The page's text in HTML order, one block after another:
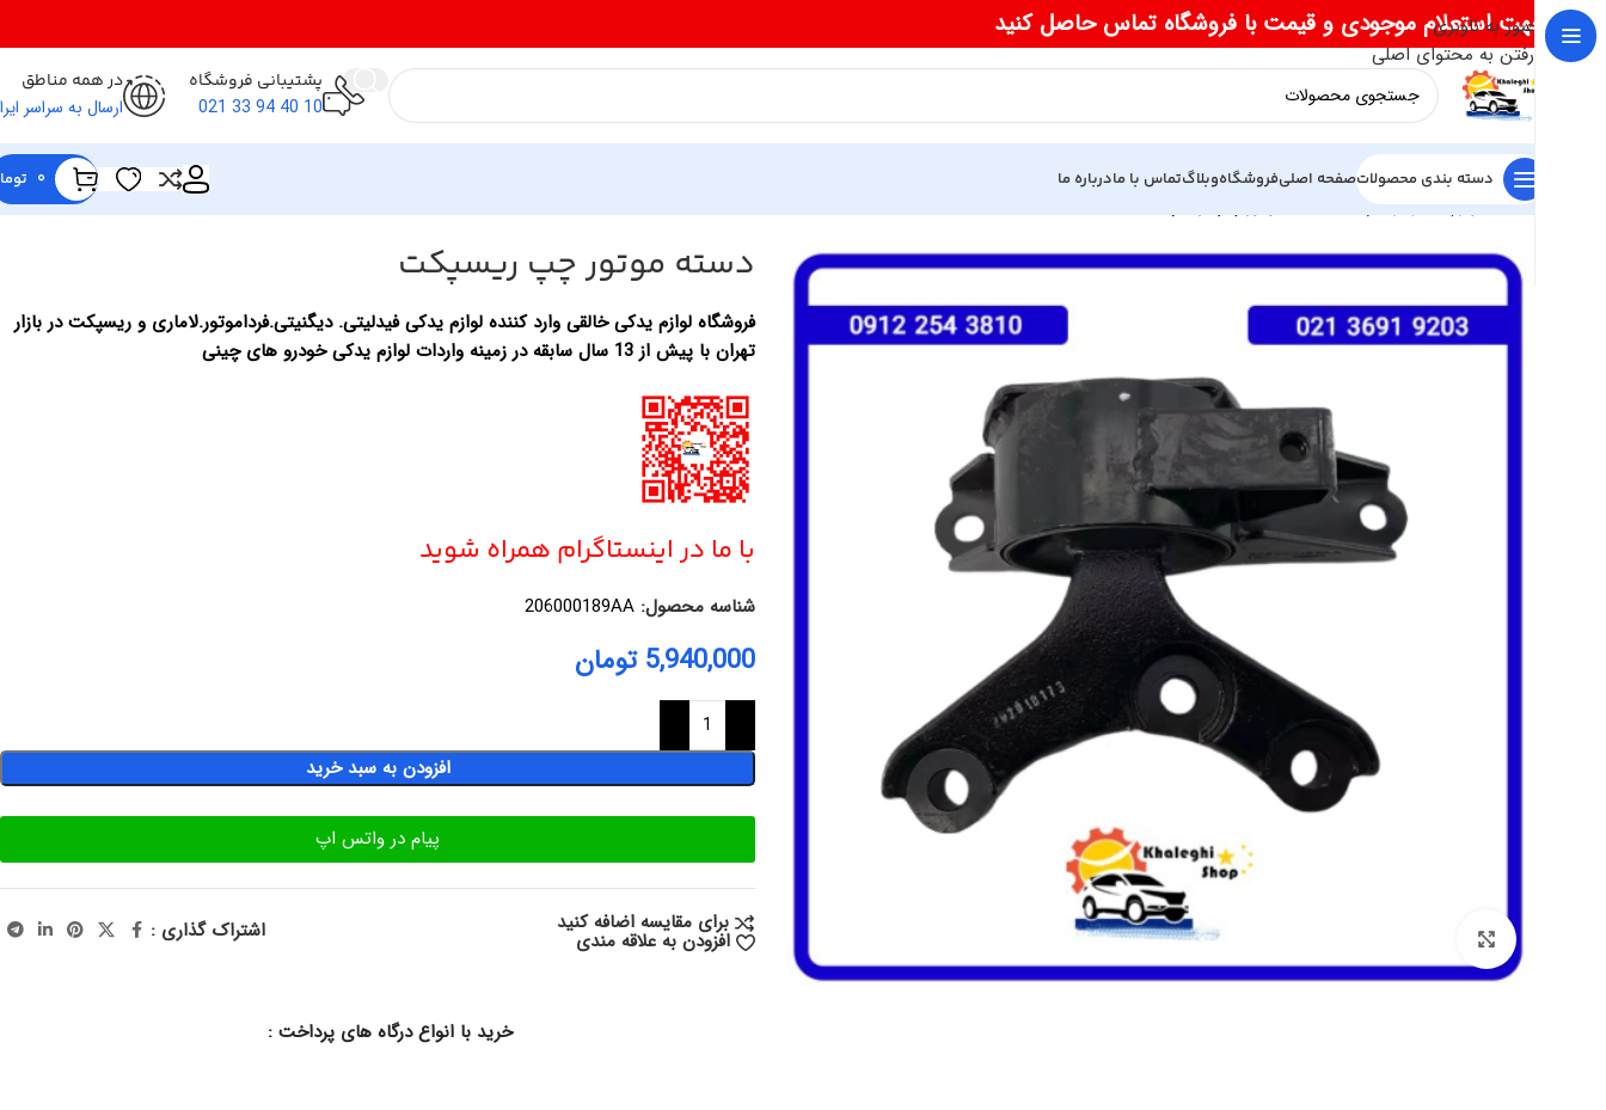
عبور به ناوبری
رفتن به محتوای اصلی
جهت استعلام موجودی و قیمت با فروشگاه تماس حاصل کنید
پشتیبانی فروشگاه
10 40 94 33 021
در همه مناطق
ارسال به سراسر
دسته بندی محصولاتصفحه اصلیفروشگاهوبلاگتماس با مادرباره ما 0
خانه لوازم یدکی ریسپکت
دسته موتور چپ ریسپکت
فروشگاه لوازم یدکی خالقی وارد کننده لوازم یدکی فیدلیتی. دیگنیتی.فرداموتور.لاماری و ریسپکت در بازار
تهران با پیش از 13 سال سابقه در زمینه واردات لوازم یدکی خودرو های چینی
با ما در اینستاگرام همراه شوید
شناسه محصول: 206000189AA
5,940,000 تومان
افزودن به سبد خرید
پیام در واتس اپ
برای مقایسه اضافه کنید
افزودن به علاقه مندی اشتراک گذاری :
خرید با انواع درگاه های پرداخت :